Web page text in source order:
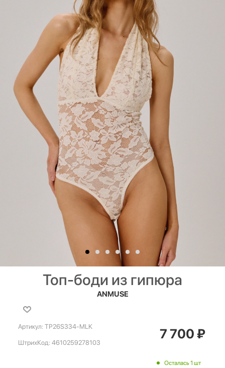
Топ-боди из гипюра
ANMUSE
Артикул: TP26S334-MLK
ШтрихКод: 4610259278103
7 700₽
Осталась 1 шт